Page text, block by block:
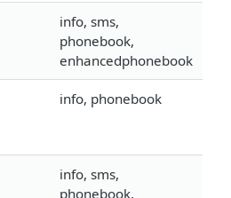
info, sms,
phonebook,
enhancedphonebook
info, phonebook
info, sms,
phonebook,